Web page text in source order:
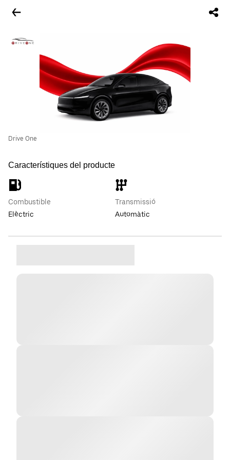
Drive One
Característiques del producte
Combustible
Elèctric
Transmissió
Automàtic